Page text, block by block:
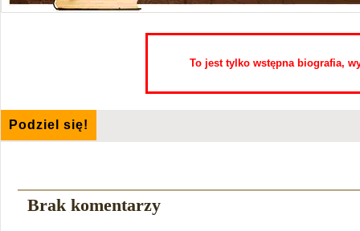
To jest tylko wstępna biografia,
Podziel się!
Brak komentarzy